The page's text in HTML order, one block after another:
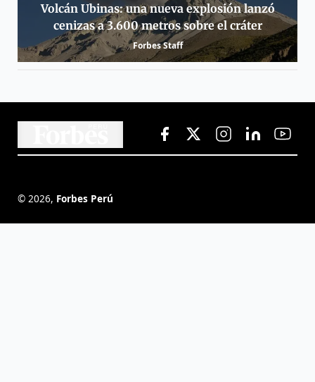
Volcán Ubinas: una nueva explosión lanzó
cenizas a 3.600 metros sobre el cráter
Forbes Staff
© 2026, Forbes Perú